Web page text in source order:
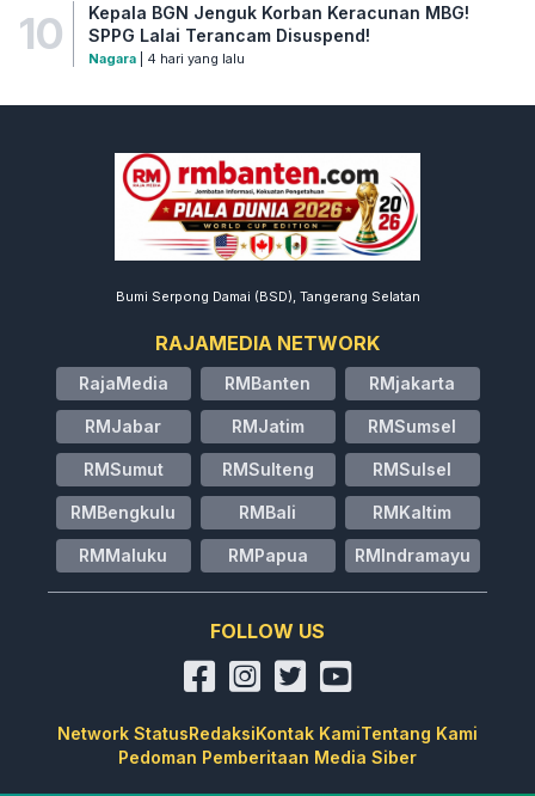
10
Kepala BGN Jenguk Korban Keracunan MBG!
SPPG Lalai Terancam Disuspend!
Nagara| 4 hari yang lalu
Bumi Serpong Damai (BSD), Tangerang Selatan
RAJAMEDIA NETWORK
RajaMedia RMBanten RMjakarta
RMJabar RMJatim RMSumsel
RMSumut RMSulteng RMSulsel
RMBengkulu RMBali RMKaltim
RMMaluku RMPapua RMIndramayu
FOLLOW US
Network StatusRedaksiKontak KamiTentang Kami
Pedoman Pemberitaan Media Siber